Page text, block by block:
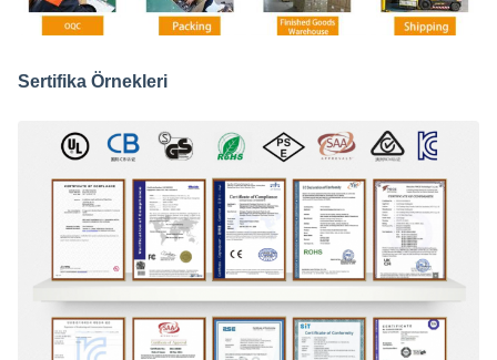
Sertifika Örnekleri